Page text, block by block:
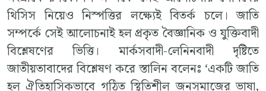
থিসিস নিয়েও নিস্পত্তির লক্ষ্যেই বিতর্ক চলে। জাতি
সম্পর্কে সেই আলোচনাই হল প্রকৃত বৈজ্ঞানিক ও যুক্তিবাদী
বিশ্লেষণের ভিত্তি। মার্কসবাদী-লেনিনবাদী দৃষ্টিতে
জাতীয়তাবাদের বিশ্লেষণ করে স্তালিন বলেনঃ ‘একটি জাতি
হল ঐতিহাসিকভাবে গঠিত স্থিতিশীল জনসমাজের ভাষা,